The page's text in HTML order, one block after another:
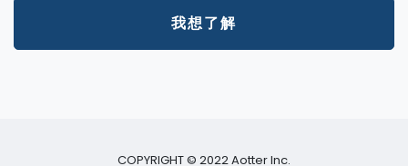
我想了解
COPYRIGHT © 2022 Aotter Inc.